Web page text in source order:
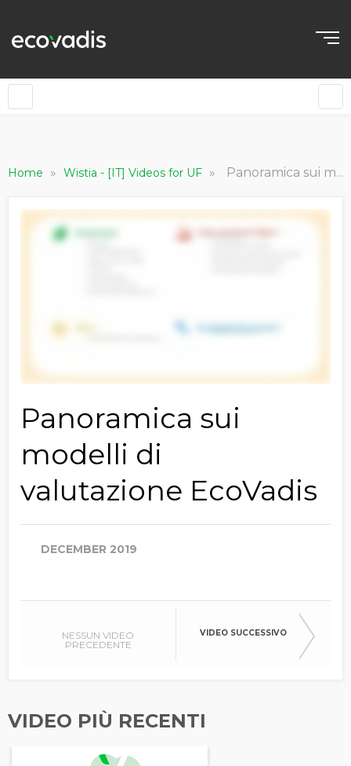
Home » Wistia - [IT] Videos for UF » Panoramica sui modelli di valutazione EcoVadis
Panoramica sui
modelli di
valutazione EcoVadis
DECEMBER 2019
NESSUN VIDEO
PRECEDENTE
VIDEO SUCCESSIVO
VIDEO PIÙ RECENTI